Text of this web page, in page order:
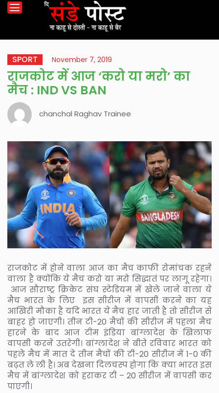
SPORT November 7, 2019
राजकोट में आज ‘करो या मरो’ का
मैच : IND VS BAN
chanchal Raghav Trainee
राजकोट में होने वाला आज का मैच काफी रोमांचक रहने
वाला है क्योंकि ये मैच करो या मरो सिद्धातं पर लागू रहेगा।
आज सौराष्ट्र क्रिकेट संघ स्टेडियम में खेले जाने वाला ये
मैच भारत के लिए इस सीरीज में वापसी करने का यह
आखिरी मौका है यदि भारत ये मैच हार जाती है तो सीरीज से
बाहर हो जाएगी। तीन टी-20 मैचों की सीरीज में पहला मैच
हारने के बाद आज टीम इंडिया बांग्लादेश के खिलाफ
वापसी करने उतरेगी। बांग्लादेश ने बीते रविवार भारत को
पहले मैच में मात दे तीन मैचों की टी-20 सीरीज में 1-0 की
बढ़त ले ली है। अब देखना दिलचस्प होगा कि क्या भारत इस
मैच में बांग्लादेश को हराकर टी – 20 सीरीज में वापसी कर
पाएगी।